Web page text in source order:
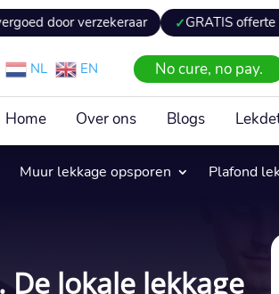
GRATIS offerte binnen 24
NL EN No cure, no pay.
Home Over ons Blogs
Muur lekkage opsporen Plafond
De lokale lekkage